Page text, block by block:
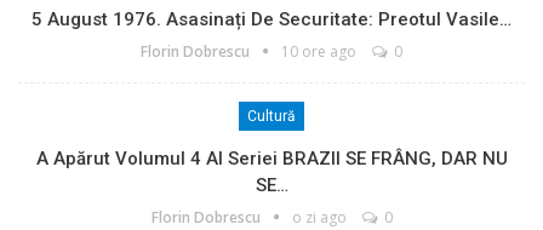
5 August 1976. Asasinați De Securitate: Preotul Vasile…
Florin Dobrescu 10 ore ago 0
Cultură
A Apărut Volumul 4 Al Seriei BRAZII SE FRÂNG, DAR NU
SE…
Florin Dobrescu o zi ago 0